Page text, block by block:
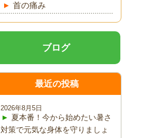
首の痛み
ブログ
最近の投稿
夏本番！今から始めたい暑さ
対策で元気な身体を守りましょ
2026年8月5日